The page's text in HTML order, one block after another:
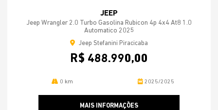
JEEP
Jeep Wrangler 2.0 Turbo Gasolina Rubicon 4p 4x4 At8 1.0
Automatico 2025
Jeep Stefanini Piracicaba
R$ 488.990,00
0 km 2025/2025
MAIS INFORMAÇÕES